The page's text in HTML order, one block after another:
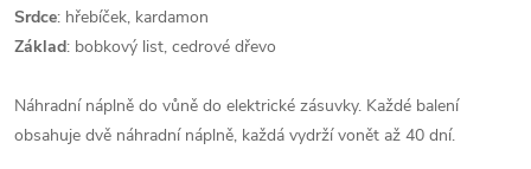
Srdce: hřebíček, kardamon
Základ: bobkový list, cedrové dřevo
Náhradní náplně do vůně do elektrické zásuvky. Každé balení
obsahuje dvě náhradní náplně, každá vydrží vonět až 40 dní.